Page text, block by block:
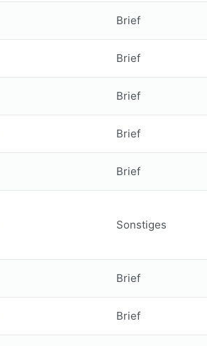
Brief
Brief
Brief
Brief
Brief
Sonstiges
Brief
Brief